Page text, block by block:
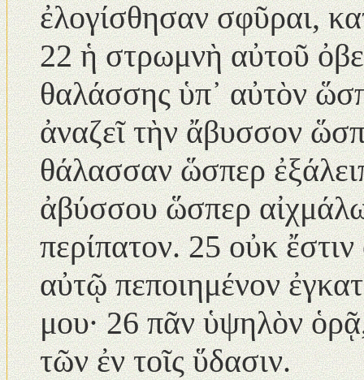
ἐλογίσθησαν σφῦραι,
22 ἡ στρωμνὴ αὐτοῦ
θαλάσσης ὑπ᾿ αὐτὸν
ἀναζεῖ τὴν ἄβυσσον
θάλασσαν ὥσπερ
ἀβύσσου ὥσπερ
περίπατον. 25 οὐκ
αὐτῷ πεποιημένον
μου· 26 πᾶν ὑψηλὸν
τῶν ἐν τοῖς ὕδασιν.